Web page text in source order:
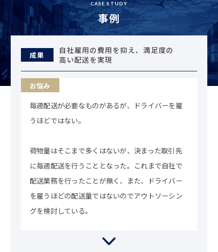
CASE STUDY
事例
成果
自社雇用の費用を抑え、満足度の
高い配送を実現
毎週配送が必要なものがあるが、ドライバーを雇
うほどではない。
荷物量はそこまで多くはないが、決まった取引先
に毎週配送を行うこととなった。これまで自社で
配送業務を行ったことが無く、また、ドライバー
を雇うほどの配送量ではないのでアウトソーシン
グを検討している。